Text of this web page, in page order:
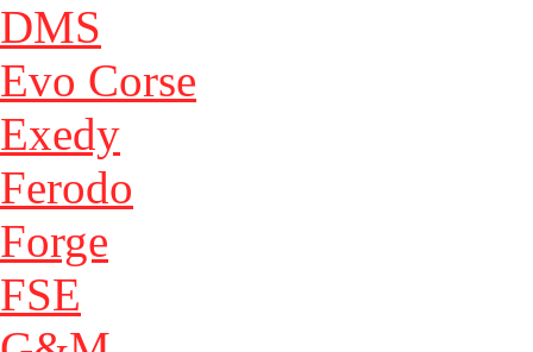
DMS
Evo Corse
Exedy
Ferodo
Forge
FSE